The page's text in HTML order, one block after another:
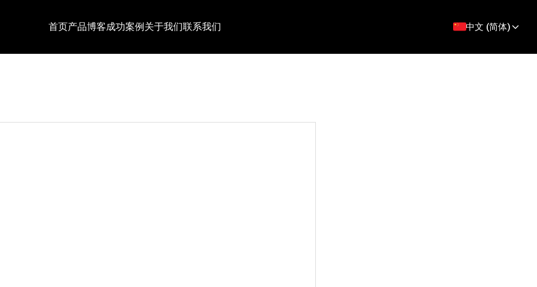
首页产品博客成功案例关于我们联系我们 中文 (简体)